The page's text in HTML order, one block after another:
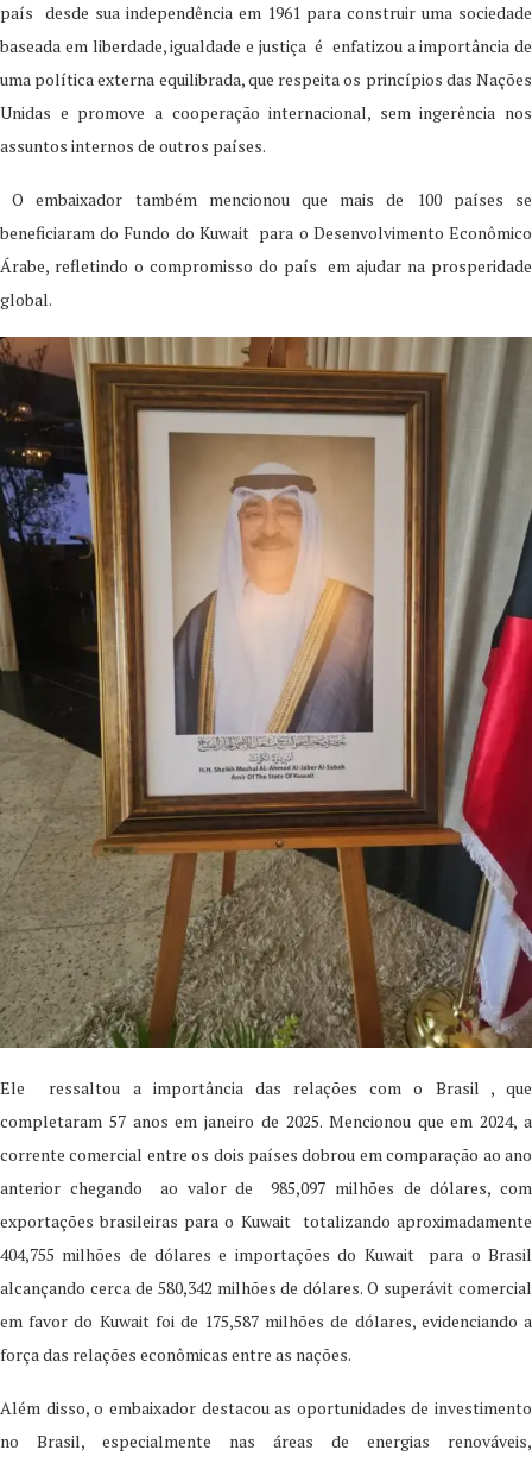
país desde sua independência em 1961 para construir uma sociedade
baseada em liberdade, igualdade e justiça é enfatizou a importância de
uma política externa equilibrada, que respeita os princípios das Nações
Unidas e promove a cooperação internacional, sem ingerência nos
assuntos internos de outros países.
O embaixador também mencionou que mais de 100 países se
beneficiaram do Fundo do Kuwait para o Desenvolvimento Econômico
Árabe, refletindo o compromisso do país em ajudar na prosperidade
global.
Ele ressaltou a importância das relações com o Brasil , que
completaram 57 anos em janeiro de 2025. Mencionou que em 2024, a
corrente comercial entre os dois países dobrou em comparação ao ano
anterior chegando ao valor de 985,097 milhões de dólares, com
exportações brasileiras para o Kuwait totalizando aproximadamente
404,755 milhões de dólares e importações do Kuwait para o Brasil
alcançando cerca de 580,342 milhões de dólares. O superávit comercial
em favor do Kuwait foi de 175,587 milhões de dólares, evidenciando a
força das relações econômicas entre as nações.
Além disso, o embaixador destacou as oportunidades de investimento
no Brasil, especialmente nas áreas de energias renováveis,